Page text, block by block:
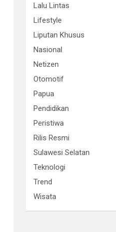
Lalu Lintas
Lifestyle
Liputan Khusus
Nasional
Netizen
Otomotif
Papua
Pendidikan
Peristiwa
Rilis Resmi
Sulawesi Selatan
Teknologi
Trend
Wisata